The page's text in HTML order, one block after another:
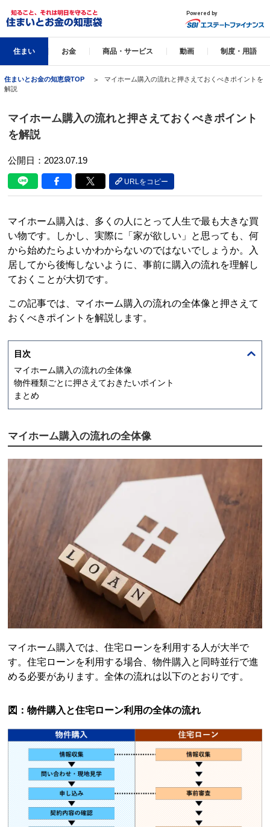
住まい お金 商品・サービス 動画 制度・用語
住まいとお金の知恵袋TOP
マイホーム購入の流れと押さえておくべきポイントを
解説
マイホーム購入の流れと押さえておくべきポイント
を解説
公開日：2023.07.19
URLをコピー
マイホーム購入は、多くの人にとって人生で最も大きな買
い物です。しかし、実際に「家が欲しい」と思っても、何
から始めたらよいかわからないのではないでしょうか。入
居してから後悔しないように、事前に購入の流れを理解し
ておくことが大切です。
この記事では、マイホーム購入の流れの全体像と押さえて
おくべきポイントを解説します。
目次
マイホーム購入の流れの全体像
物件種類ごとに押さえておきたいポイント
まとめ
マイホーム購入の流れの全体像
マイホーム購入では、住宅ローンを利用する人が大半で
す。住宅ローンを利用する場合、物件購入と同時並行で進
める必要があります。全体の流れは以下のとおりです。
図：物件購入と住宅ローン利用の全体の流れ